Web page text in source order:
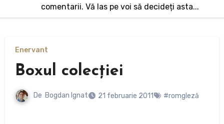
comentarii. Vă las pe voi să decideți asta...
Enervant
Boxul colecţiei
De Bogdan Ignat 21 februarie 2011 #romgleză